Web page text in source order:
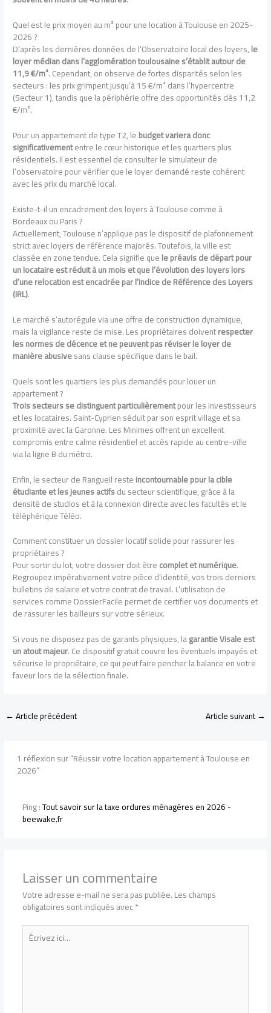
Quel est le prix moyen au m² pour une location à Toulouse en 2025-
2026 ?
D’après les dernières données de l’Observatoire local des loyers,le
loyer médian dans l’agglomération toulousaine s’établit autour de
11,9 €/m². Cependant, on observe de fortes disparités selon les
secteurs : les prix grimpent jusqu’à 15 €/m² dans l’hypercentre
(Secteur 1), tandis que la périphérie offre des opportunités dès 11,2
€/m².
Pour un appartement de type T2, lebudget variera donc
significativemententre le cœur historique et les quartiers plus
résidentiels. Il est essentiel de consulter le simulateur de
l’observatoire pour vérifier que le loyer demandé reste cohérent
avec les prix du marché local.
Existe-t-il un encadrement des loyers à Toulouse comme à
Bordeaux ou Paris ?
Actuellement, Toulouse n’applique pas le dispositif de plafonnement
strict avec loyers de référence majorés. Toutefois, la ville est
classée en zone tendue. Cela signifie quele préavis de départ pour
un locataire est réduit à un mois et que l’évolution des loyers lors
d’une relocation est encadrée par l’Indice de Référence des Loyers
(IRL).
Le marché s’autorégule via une offre de construction dynamique,
mais la vigilance reste de mise. Les propriétaires doiventrespecter
les normes de décence et ne peuvent pas réviser le loyer de
manière abusivesans clause spécifique dans le bail.
Quels sont les quartiers les plus demandés pour louer un
appartement ?
Trois secteurs se distinguent particulièrementpour les investisseurs
et les locataires. Saint-Cyprien séduit par son esprit village et sa
proximité avec la Garonne. Les Minimes offrent un excellent
compromis entre calme résidentiel et accès rapide au centre-ville
via la ligne B du métro.
Enfin, le secteur de Rangueil resteincontournable pour la cible
étudiante et les jeunes actifsdu secteur scientifique, grâce à la
densité de studios et à la connexion directe avec les facultés et le
téléphérique Téléo.
Comment constituer un dossier locatif solide pour rassurer les
propriétaires ?
Pour sortir du lot, votre dossier doit êtrecomplet et numérique.
Regroupez impérativement votre pièce d’identité, vos trois derniers
bulletins de salaire et votre contrat de travail. L’utilisation de
services comme DossierFacile permet de certifier vos documents et
de rassurer les bailleurs sur votre sérieux.
Si vous ne disposez pas de garants physiques, lagarantie Visale est
un atout majeur. Ce dispositif gratuit couvre les éventuels impayés et
sécurise le propriétaire, ce qui peut faire pencher la balance en votre
faveur lors de la sélection finale.
←Article précédent Article suivant→
1 réflexion sur “Réussir votre location appartement à Toulouse en
2026”
Ping :Tout savoir sur la taxe ordures ménagères en 2026 -
beewake.fr
Laisser un commentaire
Votre adresse e-mail ne sera pas publiée.Les champs
obligatoires sont indiqués avec*
Écrivez
ici…